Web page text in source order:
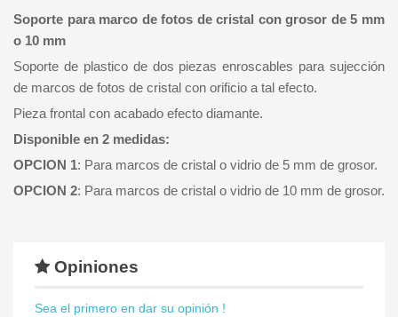
Soporte para marco de fotos de cristal con grosor de 5 mm
o 10 mm
Soporte de plastico de dos piezas enroscables para sujección
de marcos de fotos de cristal con orificio a tal efecto.
Pieza frontal con acabado efecto diamante.
Disponible en 2 medidas:
OPCION 1: Para marcos de cristal o vidrio de 5 mm de grosor.
OPCION 2: Para marcos de cristal o vidrio de 10 mm de grosor.
Opiniones
Sea el primero en dar su opinión !